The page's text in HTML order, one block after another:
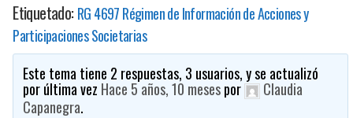
Etiquetado:RG 4697 Régimen de Información de Acciones y
Participaciones Societarias
Este tema tiene 2 respuestas, 3 usuarios, y se actualizó
por última vez Hace 5 años, 10 mesespor
Claudia
Capanegra.